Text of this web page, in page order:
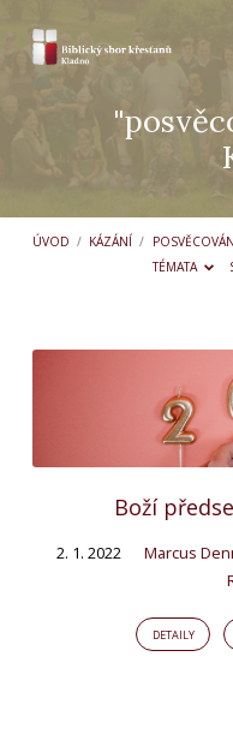
ÚVOD / KÁZÁNÍ /
TÉMATA
"posvěcování"
Boží
2. 1. 2022 Marcus
DETAILY